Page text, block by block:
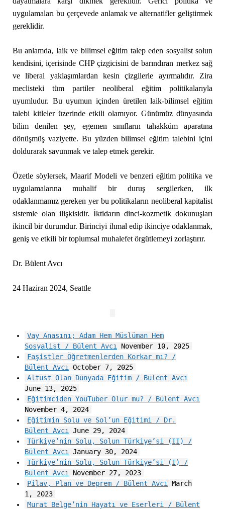
uygulamaları bu çerçevede anlamak ve alternatifler geliştirmek
gereklidir.
Bu anlamda, laik ve bilimsel eğitim talep eden sosyalist solun
kendisini, içerisinde CHP çizgicisini de barındıran merkez sağ
ve liberal yaklaşımlardan kesin çizgilerle ayırmalıdır. Zira
meclisteki tüm partiler neoliberal eğitim politikalarıyla
uyumludur. Bu uyumun içinden üretilen laik-bilimsel eğitim
talebi kitleler üzerinde etkili olamıyor. Günümüz dünyasında
bilim denilen şey, egemen sınıfların tahakküm aparatına
dönüşmüş vaziyette. Bu yüzden bilimsel eğitim talebini içini
doldurarak savunmak ve talep etmek gerekir.
Özetle söylersek, Maarif Modeli ve benzeri eğitim politika ve
uygulamalarına muhalif bir duruş sergilerken, ilk
odaklanmamız gereken yer bu politikaların neoliberal kapitalist
sistemle olan ilişkisidir. İktidarın dinci-kozmetik dokunuşları
ikincil bir durumdur. Birinciyi ihmal edip ikinciye odaklanmak,
geniş ve etkili bir toplumsal muhalefet örgütlemeyi zorlaştırır.
Dr. Bülent Avcı
24 Haziran 2024, Seattle
Vay Anasını; Adam Hem Müslüman Hem
Sosyalist / Bülent Avcı
November 10, 2025
Faşistler Öğretmenlerden Korkar mı? /
Bülent Avcı
October 7, 2025
Altüst Olan Dünyada Eğitim / Bülent Avcı
June 13, 2025
Eğitimciden YouTuber Olur mu? / Bülent Avcı
November 4, 2024
Eğitimin Solu ve Sol’un Eğitimi / Dr.
Bülent Avcı
June 29, 2024
Türkiye’nin Solu, Solun Türkiye’si (II) /
Bülent Avcı
January 30, 2024
Türkiye’nin Solu, Solun Türkiye’si (I) /
Bülent Avcı
November 27, 2023
Pilav, Plan ve Deprem / Bülent Avcı
March
1, 2023
Murat Belge’nin Hayatı ve Eserleri / Bülent